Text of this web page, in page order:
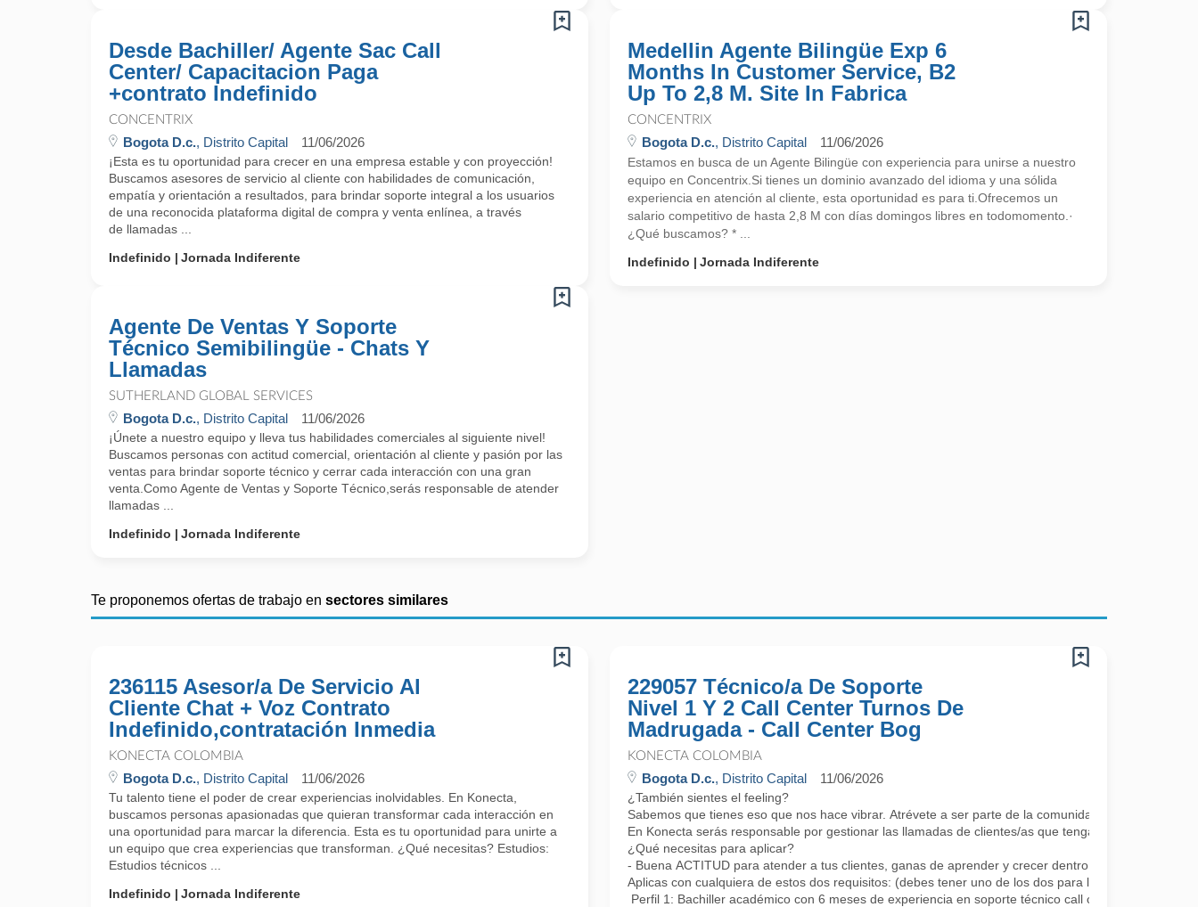
Desde Bachiller/ Agente Sac Call
Center/ Capacitacion Paga
+contrato Indefinido
CONCENTRIX
Bogota D.c., Distrito Capital 11/06/2026
¡Esta es tu oportunidad para crecer en una empresa estable y con proyección!
Buscamos asesores de servicio al cliente con habilidades de comunicación,
empatía y orientación a resultados, para brindar soporte integral a los usuarios
de una reconocida plataforma digital de compra y venta enlínea, a través
de llamadas ...
Indefinido
Jornada Indiferente
Medellin Agente Bilingüe Exp 6
Months In Customer Service, B2
Up To 2,8 M. Site In Fabrica
CONCENTRIX
Bogota D.c., Distrito Capital 11/06/2026
Estamos en busca de un Agente Bilingüe con experiencia para unirse a nuestro
equipo en Concentrix.Si tienes un dominio avanzado del idioma y una sólida
experiencia en atención al cliente, esta oportunidad es para ti.Ofrecemos un
salario competitivo de hasta 2,8 M con días domingos libres en todomomento.·
¿Qué buscamos? * ...
Indefinido
Jornada Indiferente
Agente De Ventas Y Soporte
Técnico Semibilingüe - Chats Y
Llamadas
SUTHERLAND GLOBAL SERVICES
Bogota D.c., Distrito Capital 11/06/2026
¡Únete a nuestro equipo y lleva tus habilidades comerciales al siguiente nivel!
Buscamos personas con actitud comercial, orientación al cliente y pasión por las
ventas para brindar soporte técnico y cerrar cada interacción con una gran
venta.Como Agente de Ventas y Soporte Técnico,serás responsable de atender
llamadas ...
Indefinido
Jornada Indiferente
Te proponemos ofertas de trabajo en sectores similares
236115 Asesor/a De Servicio Al
Cliente Chat + Voz Contrato
Indefinido,contratación Inmedia
KONECTA COLOMBIA
Bogota D.c., Distrito Capital 11/06/2026
Tu talento tiene el poder de crear experiencias inolvidables. En Konecta,
buscamos personas apasionadas que quieran transformar cada interacción en
una oportunidad para marcar la diferencia. Esta es tu oportunidad para unirte a
un equipo que crea experiencias que transforman. ¿Qué necesitas? Estudios:
Estudios técnicos ...
Indefinido
Jornada Indiferente
229057 Técnico/a De Soporte
Nivel 1 Y 2 Call Center Turnos De
Madrugada - Call Center Bog
KONECTA COLOMBIA
Bogota D.c., Distrito Capital 11/06/2026
¿También sientes el feeling?
Sabemos que tienes eso que nos hace vibrar. Atrévete a ser parte de la comunidad más cool; lo
En Konecta serás responsable por gestionar las llamadas de clientes/as que tengan algún
¿Qué necesitas para aplicar?
- Buena ACTITUD para atender a tus clientes, ganas de aprender y crecer dentro de la compañía
Aplicas con cualquiera de estos dos requisitos: (debes tener uno de los dos para la continuidad, se
Perfil 1: Bachiller académico con 6 meses de experiencia en soporte técnico call center.